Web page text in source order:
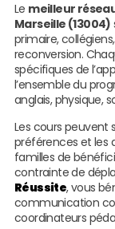
Le meilleur
Marseille (13004)
primaire,
reconversion.
spécifiques de
l’ensemble du
anglais, physique,
Les cours peuvent
préférences et les
familles de
contrainte de
Réussite, vous
communication
coordinateurs